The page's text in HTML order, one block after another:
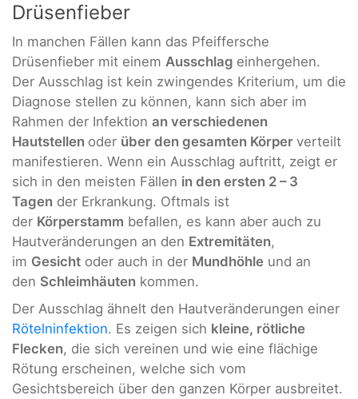
Drüsenfieber
In manchen Fällen kann das Pfeiffersche
Drüsenfieber mit einem Ausschlag einhergehen.
Der Ausschlag ist kein zwingendes Kriterium, um die
Diagnose stellen zu können, kann sich aber im
Rahmen der Infektion an verschiedenen
Hautstellen oder über den gesamten Körper verteilt
manifestieren. Wenn ein Ausschlag auftritt, zeigt er
sich in den meisten Fällen in den ersten 2 – 3
Tagen der Erkrankung. Oftmals ist
der Körperstamm befallen, es kann aber auch zu
Hautveränderungen an den Extremitäten,
im Gesicht oder auch in der Mundhöhle und an
den Schleimhäuten kommen.
Der Ausschlag ähnelt den Hautveränderungen einer
Rötelninfektion. Es zeigen sich kleine, rötliche
Flecken, die sich vereinen und wie eine flächige
Rötung erscheinen, welche sich vom
Gesichtsbereich über den ganzen Körper ausbreitet.